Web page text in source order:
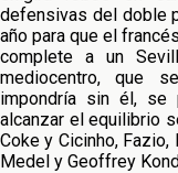
defensivas del doble
año para que el
complete a un
mediocentro, que
impondría sin él, se
alcanzar el equilibrio
Coke y Cicinho,
Medel y Geoffrey